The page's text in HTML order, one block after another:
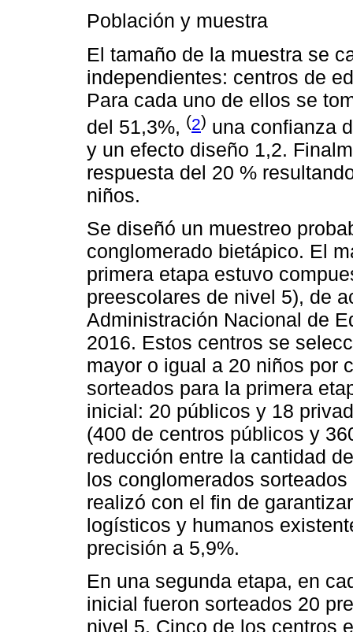
Población y muestra
El tamaño de la muestra se
independientes: centros de
Para cada uno de ellos se
del 51,3%, (2) una confianza
y un efecto diseño 1,2.
respuesta del 20 %
niños.
Se diseñó un muestreo
conglomerado bietápico. El
primera etapa estuvo
preescolares de nivel 5), de
Administración Nacional de
2016. Estos centros se
mayor o igual a 20 niños por
sorteados para la primera
inicial: 20 públicos y 18
(400 de centros públicos y
reducción entre la cantidad
los conglomerados
realizó con el fin de
logísticos y humanos
precisión a 5,9%.
En una segunda etapa, en
inicial fueron sorteados 20
nivel 5. Cinco de los centros